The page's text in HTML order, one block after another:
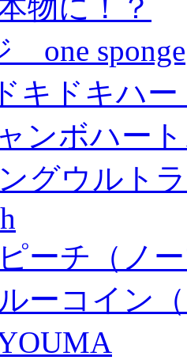
物に！？
one sponge
キドキハ
ンボハー
グウルト
ーチ（ノ
ーコイン